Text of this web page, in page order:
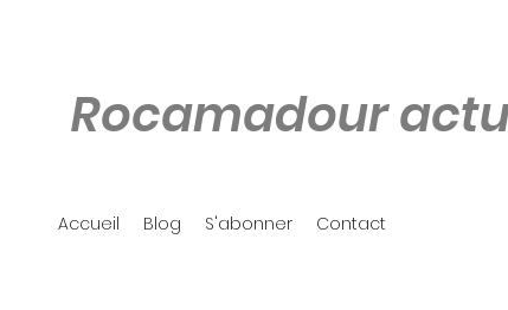
Rocamadour
Accueil Blog S'abonner Contact